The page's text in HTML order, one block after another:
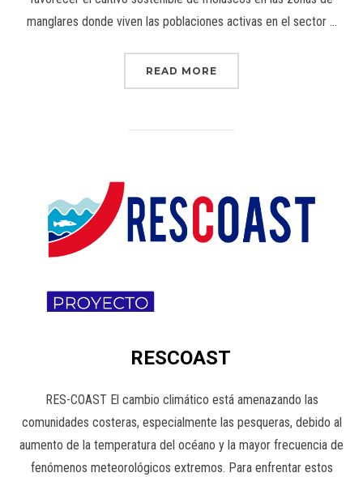
manglares donde viven las poblaciones activas en el sector …
READ MORE
RESCOAST
RES-COAST El cambio climático está amenazando las
comunidades costeras, especialmente las pesqueras, debido al
aumento de la temperatura del océano y la mayor frecuencia de
fenómenos meteorológicos extremos. Para enfrentar estos